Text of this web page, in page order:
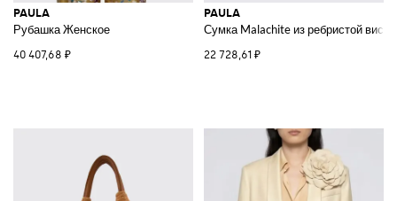
PAULA
Рубашка Женское
40 407,68 ₽
PAULA
Сумка Malachite из ребристой
22 728,61 ₽